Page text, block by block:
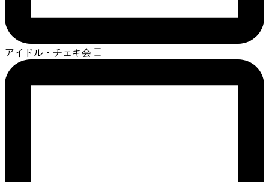
アイドル・チェキ会